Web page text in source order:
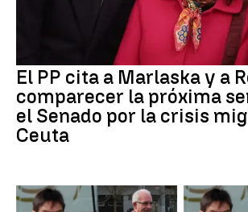
El PP cita a Marlaska y a
comparecer la próxima
el Senado por la crisis
Ceuta